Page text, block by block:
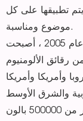
يتم تطبيقها على كل
موضوع ومناسبة.
منذ تأسيس شركتنا في عام 2005 ، أصبحت Fungram شركة
رقائق الألومنيوم
وأمريكا وأمريكا
يغطي مصنعنا 25000 متر مربع ، وينتج أكثر من 500000 بالون